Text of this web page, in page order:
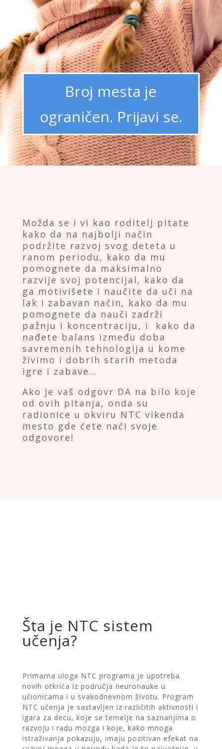
Broj mesta je
ograničen. Prijavi se.
Možda se i vi kao roditelj pitate
kako da na najbolji način
podržite razvoj svog deteta u
ranom periodu, kako da mu
pomognete da maksimalno
razvije svoj potencijal, kako da
ga motivišete i naučite da uči na
lak i zabavan način, kako da mu
pomognete da nauči zadrži
pažnju i koncentraciju, i kako da
nađete balans između doba
savremenih tehnologija u kome
živimo i dobrih starih metoda
igre i zabave…
Ako je vaš odgovr DA na bilo koje
od ovih pitanja, onda su
radionice u okviru NTC vikenda
mesto gde ćete naći svoje
odgovore!
Šta je NTC sistem
učenja?
Primarna uloga NTC programa je upotreba
novih otkrića iz područja neuronauke u
učionicama i u svakodnevnom životu. Program
NTC učenja je sastavljen iz različitih aktivnosti i
igara za decu, koje se temelje na saznanjima o
razvoju i radu mozga i koje, kako mnoga
istraživanja pokazuju, imaju pozitivan efekat na